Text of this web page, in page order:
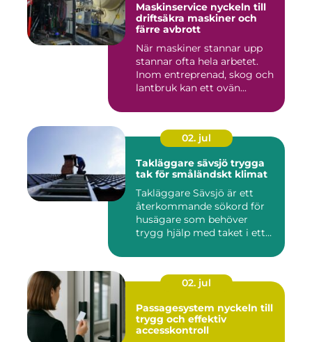
Maskinservice nyckeln till
driftsäkra maskiner och
färre avbrott
När maskiner stannar upp
stannar ofta hela arbetet.
Inom entreprenad, skog och
lantbruk kan ett ovän...
02. jul
Takläggare sävsjö trygga
tak för småländskt klimat
Takläggare Sävsjö är ett
återkommande sökord för
husägare som behöver
trygg hjälp med taket i ett
02. jul
Passagesystem nyckeln till
trygg och effektiv
accesskontroll